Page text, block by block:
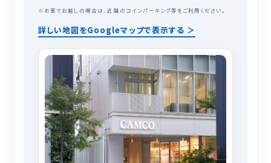
※お車でお越しの場合は、近隣のコインパーキング等をご利用ください。
詳しい地図をGoogleマップで表示する ＞